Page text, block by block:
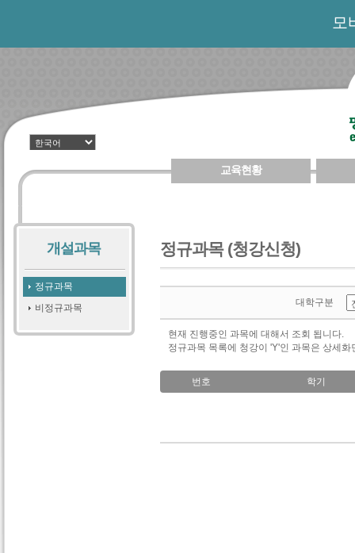
모
교육현황
개설과목
정규과목
비정규과목
정규과목 (청강신청)
대학구분
현재 진행중인 과목에 대해서 조회 됩니다.
정규과목 목록에 청강이 'Y'인 과목은 상세
번호 학기